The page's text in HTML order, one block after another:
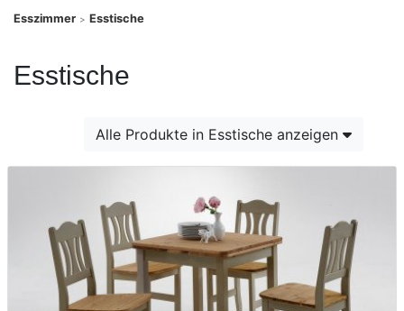
Esszimmer > Esstische
Esstische
Alle Produkte in Esstische anzeigen
Möbel-
Markenwelt
Letz-
Deals